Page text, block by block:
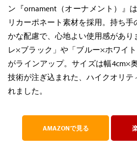
ン『ornament（オーナメント）』
リカーポネート素材を採用。持ち
かな配慮で、心地よい使用感があり
レ×ブラック」や「ブルー×ホワイ
がラインアップ。サイズは幅4cm×
技術が注ぎ込まれた、ハイクオリテ
れました。
AMAZONで見る